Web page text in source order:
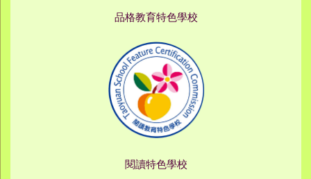
品格教育特色學校
閱讀特色學校